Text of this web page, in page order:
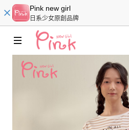
Pink new girl
日系少女原創品牌